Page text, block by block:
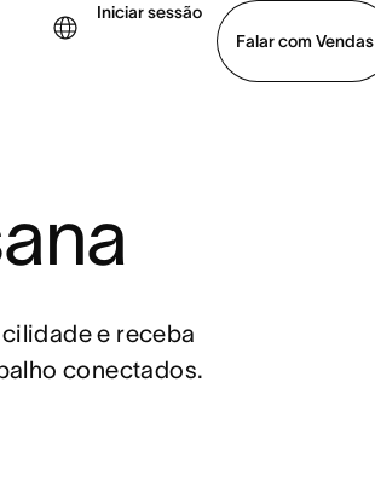
Iniciar sessão
Falar com Vendas
e receba
conectados.